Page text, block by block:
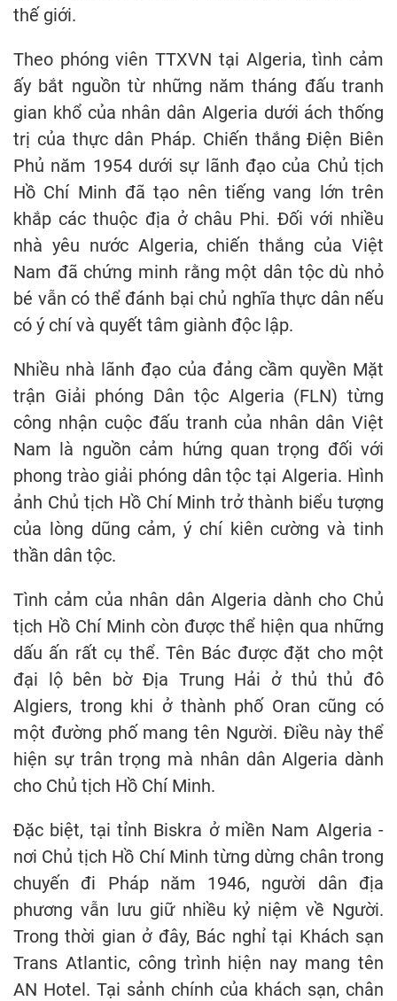
thế giới.
Theo phóng viên TTXVN tại Algeria, tình cảm
ấy bắt nguồn từ những năm tháng đấu tranh
gian khổ của nhân dân Algeria dưới ách thống
trị của thực dân Pháp. Chiến thắng Điện Biên
Phủ năm 1954 dưới sự lãnh đạo của Chủ tịch
Hồ Chí Minh đã tạo nên tiếng vang lớn trên
khắp các thuộc địa ở châu Phi. Đối với nhiều
nhà yêu nước Algeria, chiến thắng của Việt
Nam đã chứng minh rằng một dân tộc dù nhỏ
bé vẫn có thể đánh bại chủ nghĩa thực dân nếu
có ý chí và quyết tâm giành độc lập.
Nhiều nhà lãnh đạo của đảng cầm quyền Mặt
trận Giải phóng Dân tộc Algeria (FLN) từng
công nhận cuộc đấu tranh của nhân dân Việt
Nam là nguồn cảm hứng quan trọng đối với
phong trào giải phóng dân tộc tại Algeria. Hình
ảnh Chủ tịch Hồ Chí Minh trở thành biểu tượng
của lòng dũng cảm, ý chí kiên cường và tinh
thần dân tộc.
Tình cảm của nhân dân Algeria dành cho Chủ
tịch Hồ Chí Minh còn được thể hiện qua những
dấu ấn rất cụ thể. Tên Bác được đặt cho một
đại lộ bên bờ Địa Trung Hải ở thủ thủ đô
Algiers, trong khi ở thành phố Oran cũng có
một đường phố mang tên Người. Điều này thể
hiện sự trân trọng mà nhân dân Algeria dành
cho Chủ tịch Hồ Chí Minh.
Đặc biệt, tại tỉnh Biskra ở miền Nam Algeria -
nơi Chủ tịch Hồ Chí Minh từng dừng chân trong
chuyến đi Pháp năm 1946, người dân địa
phương vẫn lưu giữ nhiều kỷ niệm về Người.
Trong thời gian ở đây, Bác nghỉ tại Khách sạn
Trans Atlantic, công trình hiện nay mang tên
AN Hotel. Tại sảnh chính của khách sạn, chân